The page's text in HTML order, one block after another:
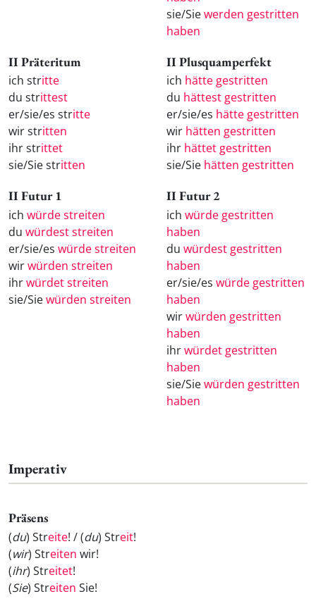
sie/Siewerden gestritten
haben
II Präteritum
ich stritte
du strittest
er/sie/es stritte
wir stritten
ihr strittet
sie/Sie stritten
II Plusquamperfekt
ich hätte gestritten
du hättest gestritten
er/sie/es hätte gestritten
wir hätten gestritten
ihr hättet gestritten
sie/Sie hätten gestritten
II Futur 1
ich würde streiten
du würdest streiten
er/sie/es würde streiten
wirwürden streiten
ihrwürdet streiten
sie/Siewürden streiten
II Futur 2
ich würde gestritten
haben
du würdest gestritten
haben
er/sie/es würde gestritten
haben
wirwürden gestritten
haben
ihrwürdet gestritten
haben
sie/Siewürden gestritten
haben
Imperativ
Präsens
(du) Streite! / (du) Streit!
(wir) Streiten wir!
(ihr) Streitet!
(Sie) Streiten Sie!